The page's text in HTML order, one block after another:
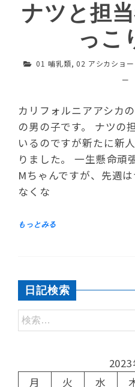
ナツと担
っこ
01 哺乳類,02 アシカショー
ー
カリフォルニアアシカ
の男の子です。 ナツの
いるのですが新たに新
りました。 一生懸命頑
Mちゃんですが、先週
なくな
日記検索
2023
月
火 水